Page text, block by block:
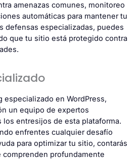
amenazas comunes, monitoreo
automáticas para mantener tu
defensas especializadas, puedes
que tu sitio está protegido contra
especializado en WordPress,
un equipo de expertos
entresijos de esta plataforma.
enfrentes cualquier desafío
para optimizar tu sitio, contarás
profundamente